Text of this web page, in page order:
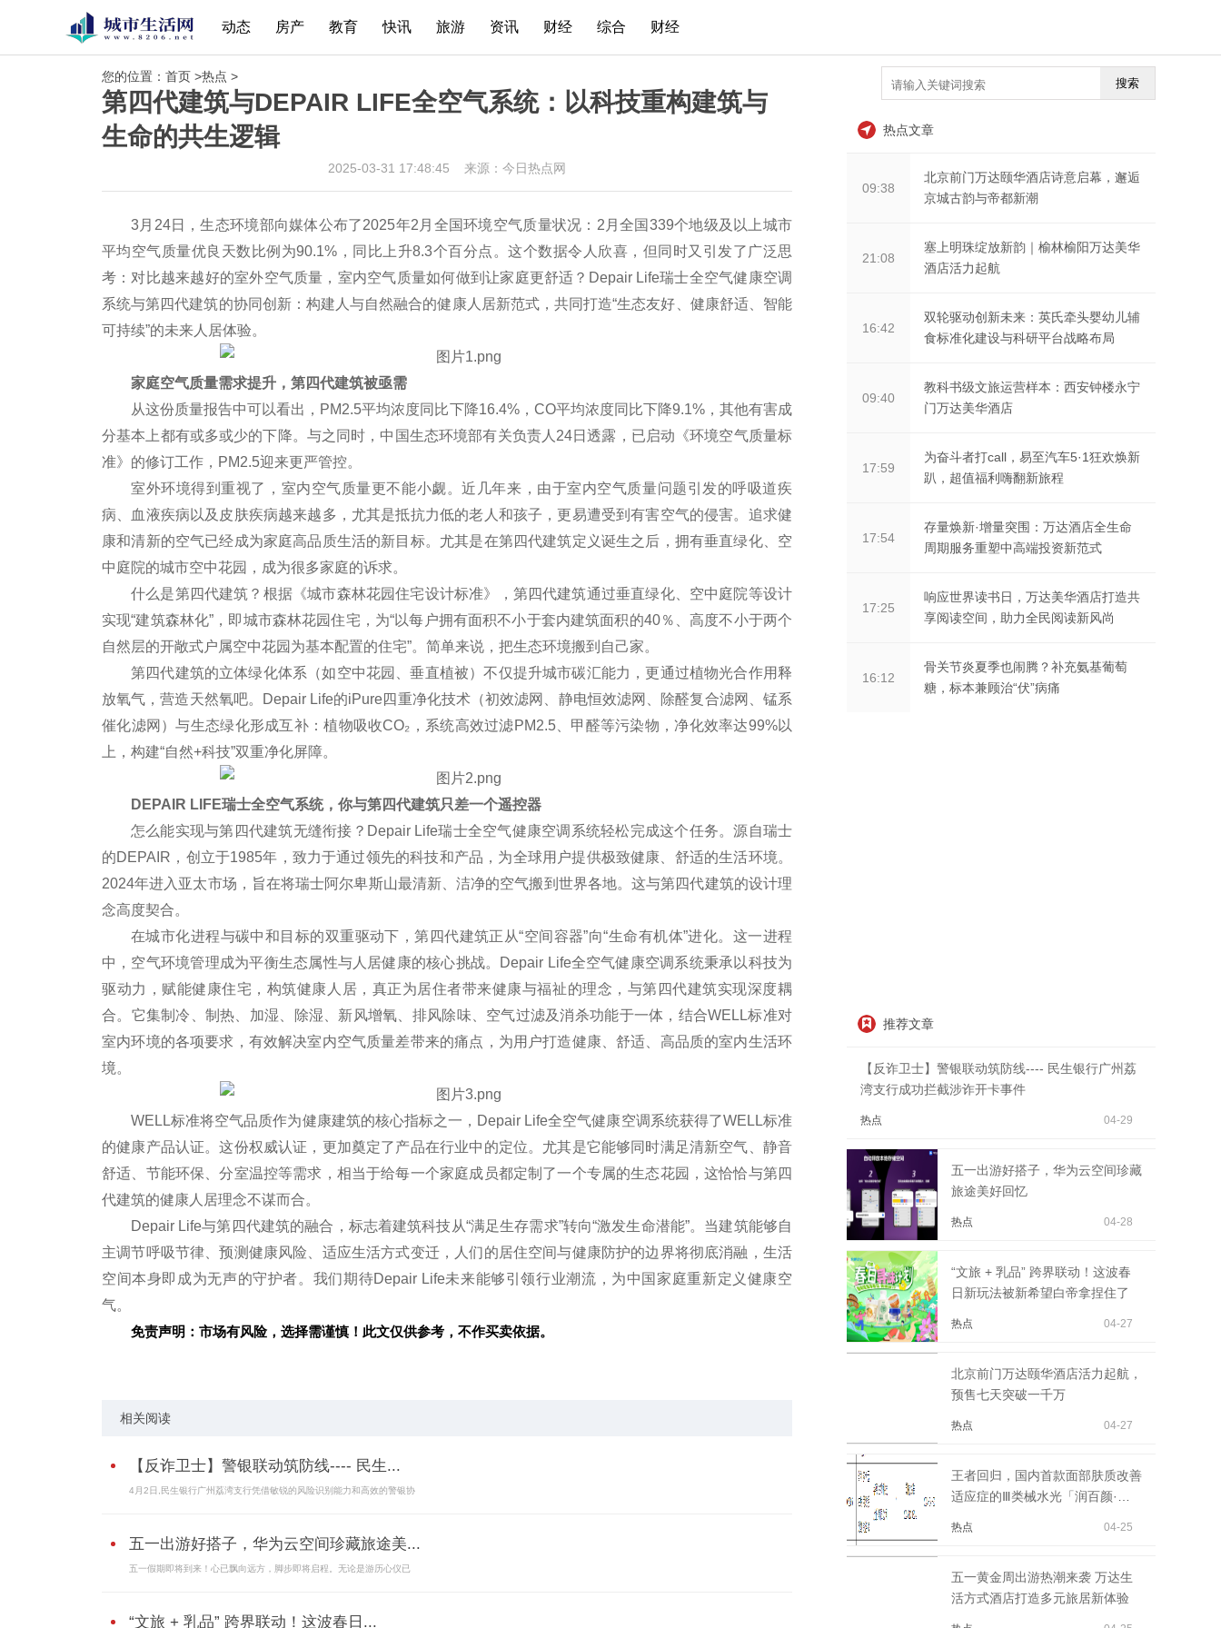
动态 房产 教育 快讯 旅游 资讯 财经 综合 财经
您的位置： 首页 >热点 >
第四代建筑与DEPAIR LIFE全空气系统：以科技重构建筑与
生命的共生逻辑
2025-03-31 17:48:45 来源：今日热点网
3月24日，生态环境部向媒体公布了2025年2月全国环境空气质量状况：2月全国339个地级及以上城市
平均空气质量优良天数比例为90.1%，同比上升8.3个百分点。这个数据令人欣喜，但同时又引发了广泛思
考：对比越来越好的室外空气质量，室内空气质量如何做到让家庭更舒适？Depair Life瑞士全空气健康空调
系统与第四代建筑的协同创新：构建人与自然融合的健康人居新范式，共同打造“生态友好、健康舒适、智能
可持续”的未来人居体验。
家庭空气质量需求提升，第四代建筑被亟需
从这份质量报告中可以看出，PM2.5平均浓度同比下降16.4%，CO平均浓度同比下降9.1%，其他有害成
分基本上都有或多或少的下降。与之同时， 中国生态环境部有关负责人24日透露，已启动《环境空气质量标
准》的修订工作，PM2.5迎来更严管控。
室外环境得到重视了，室内空气质量更不能小觑。近几年来，由于室内空气质量问题引发的呼吸道疾
病、血液疾病以及皮肤疾病越来越多，尤其是抵抗力低的老人和孩子，更易遭受到有害空气的侵害。追求健
康和清新的空气已经成为家庭高品质生活的新目标。尤其是在第四代建筑定义诞生之后，拥有垂直绿化、空
中庭院的城市空中花园，成为很多家庭的诉求。
什么是第四代建筑？根据《城市森林花园住宅设计标准》，第四代建筑通过垂直绿化、空中庭院等设计
实现“建筑森林化”，即城市森林花园住宅，为“以每户拥有面积不小于套内建筑面积的40％、高度不小于两个
自然层的开敞式户属空中花园为基本配置的住宅”。简单来说，把生态环境搬到自己家。
第四代建筑的立体绿化体系（如空中花园、垂直植被）不仅提升城市碳汇能力，更通过植物光合作用释
放氧气，营造天然氧吧。Depair Life的iPure四重净化技术（初效滤网、静电恒效滤网、除醛复合滤网、锰系
催化滤网）与生态绿化形成互补：植物吸收CO₂，系统高效过滤PM2.5、甲醛等污染物，净化效率达99%以
上，构建“自然+科技”双重净化屏障。
DEPAIR LIFE瑞士全空气系统，你与第四代建筑只差一个遥控器
怎么能实现与第四代建筑无缝衔接？Depair Life瑞士全空气健康空调系统轻松完成这个任务。源自瑞士
的DEPAIR，创立于1985年，致力于通过领先的科技和产品，为全球用户提供极致健康、舒适的生活环境。
2024年进入亚太市场，旨在将瑞士阿尔卑斯山最清新、洁净的空气搬到世界各地。这与第四代建筑的设计理
念高度契合。
在城市化进程与碳中和目标的双重驱动下，第四代建筑正从“空间容器”向“生命有机体”进化。这一进程
中，空气环境管理成为平衡生态属性与人居健康的核心挑战。Depair Life全空气健康空调系统秉承以科技为
驱动力，赋能健康住宅，构筑健康人居，真正为居住者带来健康与福祉的理念，与第四代建筑实现深度耦
合。它集制冷、制热、加湿、除湿、新风增氧、排风除味、空气过滤及消杀功能于一体，结合WELL标准对
室内环境的各项要求，有效解决室内空气质量差带来的痛点，为⽤户打造健康、舒适、⾼品质的室内生活环
境。
WELL标准将空气品质作为健康建筑的核心指标之一，Depair Life全空气健康空调系统获得了WELL标准
的健康产品认证。这份权威认证，更加奠定了产品在行业中的定位。尤其是它能够同时满足清新空气、静音
舒适、节能环保、分室温控等需求，相当于给每一个家庭成员都定制了一个专属的生态花园，这恰恰与第四
代建筑的健康人居理念不谋而合。
Depair Life与第四代建筑的融合，标志着建筑科技从“满足生存需求”转向“激发生命潜能”。当建筑能够自
主调节呼吸节律、预测健康风险、适应生活方式变迁，人们的居住空间与健康防护的边界将彻底消融，生活
空间本身即成为无声的守护者。我们期待Depair Life未来能够引领行业潮流，为中国家庭重新定义健康空
气。
免责声明：市场有风险，选择需谨慎！此文仅供参考，不作买卖依据。
相关阅读
【反诈卫士】警银联动筑防线---- 民生...
4月2日,民生银行广州荔湾支行凭借敏锐的风险识别能力和高效的警银协
五一出游好搭子，华为云空间珍藏旅途美...
五一假期即将到来！心已飘向远方，脚步即将启程。无论是游历心仪已
“文旅 + 乳品” 跨界联动！这波春日...
搜索
热点文章
09:38
北京前门万达颐华酒店诗意启幕，邂逅
京城古韵与帝都新潮
21:08
塞上明珠绽放新韵｜榆林榆阳万达美华
酒店活力起航
16:42
双轮驱动创新未来：英氏牵头婴幼儿辅
食标准化建设与科研平台战略布局
09:40
教科书级文旅运营样本：西安钟楼永宁
门万达美华酒店
17:59
为奋斗者打call，易至汽车5·1狂欢焕新
趴，超值福利嗨翻新旅程
17:54
存量焕新·增量突围：万达酒店全生命
周期服务重塑中高端投资新范式
17:25
响应世界读书日，万达美华酒店打造共
享阅读空间，助力全民阅读新风尚
16:12
骨关节炎夏季也闹腾？补充氨基葡萄
糖，标本兼顾治“伏”病痛
推荐文章
【反诈卫士】警银联动筑防线---- 民生银行广州荔
湾支行成功拦截涉诈开卡事件
热点 04-29
五一出游好搭子，华为云空间珍藏
旅途美好回忆
热点 04-28
“文旅 + 乳品” 跨界联动！这波春
日新玩法被新希望白帝拿捏住了
热点 04-27
北京前门万达颐华酒店活力起航，
预售七天突破一千万
热点 04-27
王者回归，国内首款面部肤质改善
适应症的Ⅲ类械水光「润百颜·玻
热点 04-25
五一黄金周出游热潮来袭 万达生
活方式酒店打造多元旅居新体验